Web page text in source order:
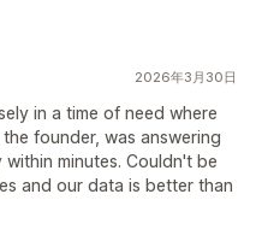
2026年3月30日
in a time of need where
founder, was answering
minutes. Couldn't be
and our data is better than